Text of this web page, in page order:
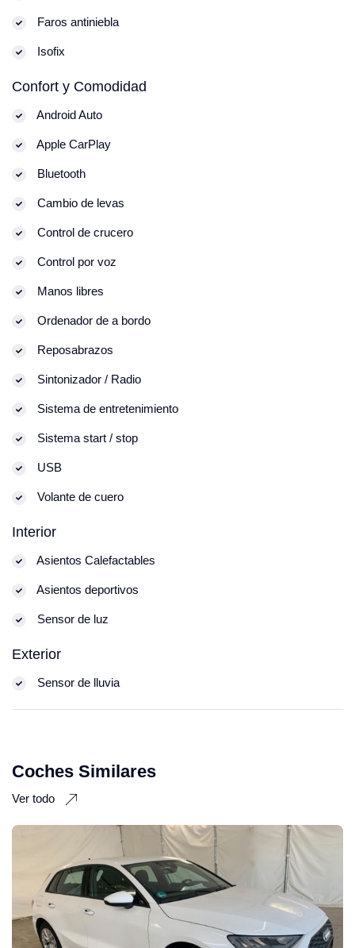
Faros antiniebla
Isofix
Confort y Comodidad
Android Auto
Apple CarPlay
Bluetooth
Cambio de levas
Control de crucero
Control por voz
Manos libres
Ordenador de a bordo
Reposabrazos
Sintonizador / Radio
Sistema de entretenimiento
Sistema start / stop
USB
Volante de cuero
Interior
Asientos Calefactables
Asientos deportivos
Sensor de luz
Exterior
Sensor de lluvia
Coches Similares
Ver todo